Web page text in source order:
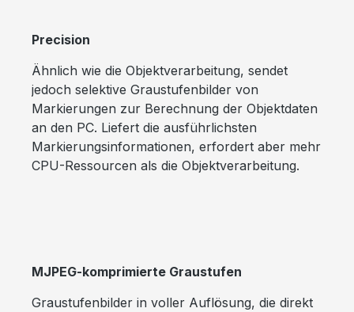
Precision
Ähnlich wie die Objektverarbeitung, sendet
jedoch selektive Graustufenbilder von
Markierungen zur Berechnung der Objektdaten
an den PC. Liefert die ausführlichsten
Markierungsinformationen, erfordert aber mehr
CPU-Ressourcen als die Objektverarbeitung.
MJPEG-komprimierte Graustufen
Graustufenbilder in voller Auflösung, die direkt